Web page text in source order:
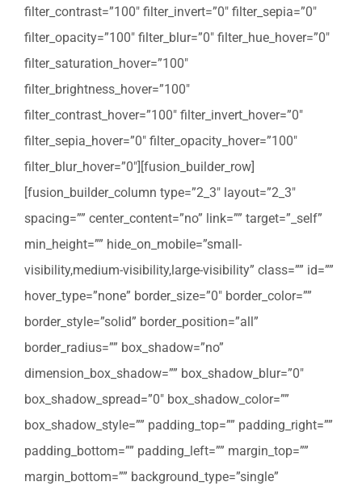
filter_contrast=”100″ filter_invert=”0″ filter_sepia=”0″
filter_opacity=”100″ filter_blur=”0″ filter_hue_hover=”0″
filter_saturation_hover=”100″
filter_brightness_hover=”100″
filter_contrast_hover=”100″ filter_invert_hover=”0″
filter_sepia_hover=”0″ filter_opacity_hover=”100″
filter_blur_hover=”0″][fusion_builder_row]
[fusion_builder_column type=”2_3″ layout=”2_3″
spacing=”” center_content=”no” link=”” target=”_self”
min_height=”” hide_on_mobile=”small-
visibility,medium-visibility,large-visibility” class=”” id=””
hover_type=”none” border_size=”0″ border_color=””
border_style=”solid” border_position=”all”
border_radius=”” box_shadow=”no”
dimension_box_shadow=”” box_shadow_blur=”0″
box_shadow_spread=”0″ box_shadow_color=””
box_shadow_style=”” padding_top=”” padding_right=””
padding_bottom=”” padding_left=”” margin_top=””
margin_bottom=”” background_type=”single”